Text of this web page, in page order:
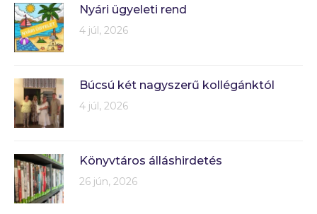
Nyári ügyeleti rend
4 júl, 2026
Búcsú két nagyszerű kollégánktól
4 júl, 2026
Könyvtáros álláshirdetés
26 jún, 2026